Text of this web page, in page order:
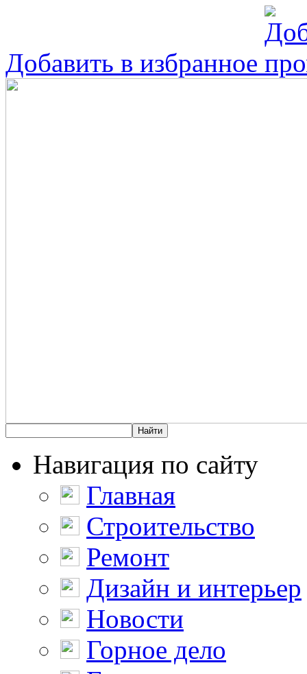
Добавить в избранное
Навигация по сайту
Главная
Строительство
Ремонт
Дизайн и интерьер
Новости
Горное дело